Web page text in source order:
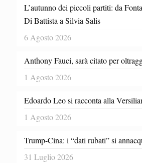
L’autunno dei piccoli partiti: da
Di Battista a Silvia Salis
6 Agosto 2026
Anthony Fauci, sarà citato per
1 Agosto 2026
Edoardo Leo si racconta alla
1 Agosto 2026
Trump-Cina: i “dati rubati” si
31 Luglio 2026